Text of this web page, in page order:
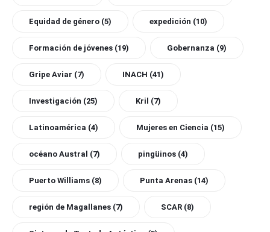
Equidad de género (5) expedición (10)
Formación de jóvenes (19) Gobernanza (9)
Gripe Aviar (7) INACH (41)
Investigación (25) Kril (7)
Latinoamérica (4) Mujeres en Ciencia (15)
océano Austral (7) pingüinos (4)
Puerto Williams (8) Punta Arenas (14)
región de Magallanes (7) SCAR (8)